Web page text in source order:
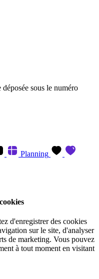
sous le numéro
Planning
d'enregistrer des cookies
sur le site, d'analyser
de marketing. Vous pouvez
à tout moment en visitant